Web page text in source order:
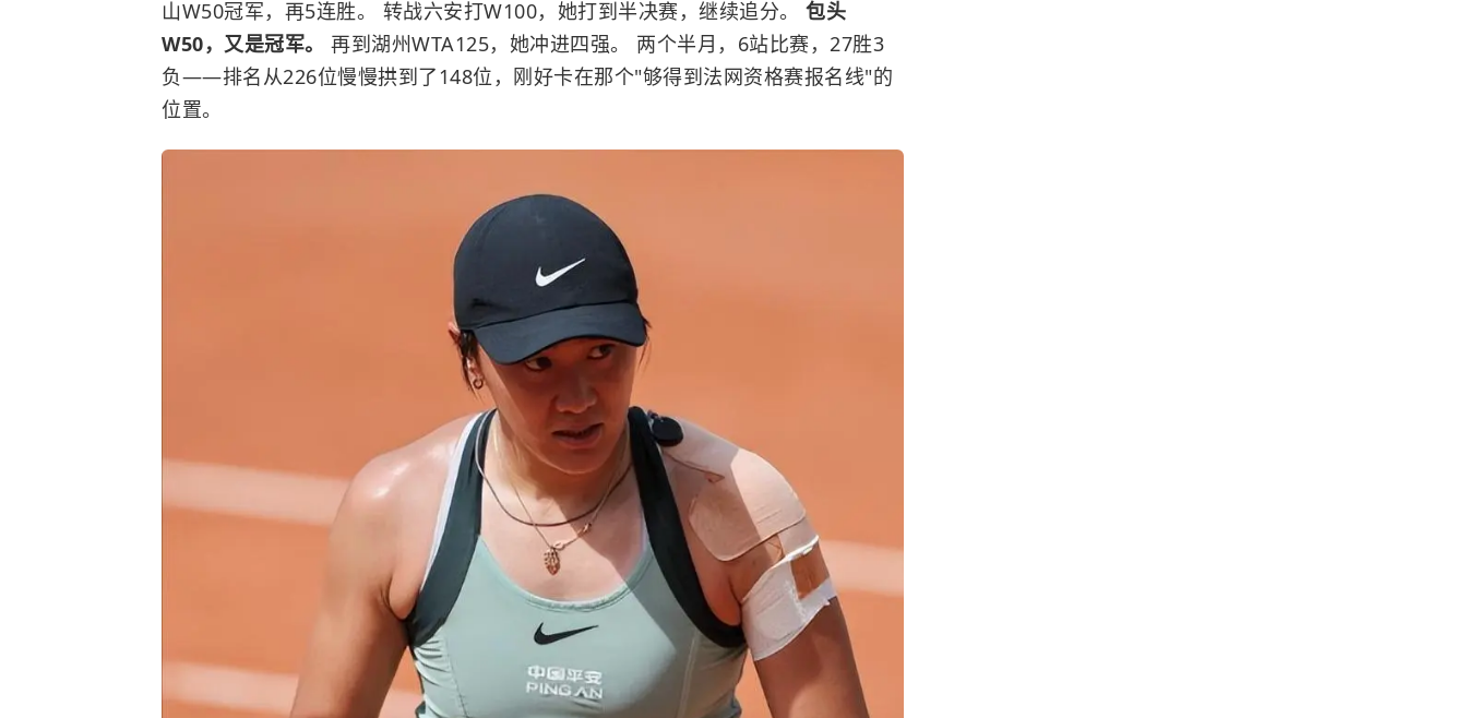
山W50冠军，再5连胜。 转战六安打W100，她打到半决赛，继续追分。 包头
W50，又是冠军。 再到湖州WTA125，她冲进四强。 两个半月，6站比赛，27胜3
负——排名从226位慢慢拱到了148位，刚好卡在那个"够得到法网资格赛报名线"的
位置。